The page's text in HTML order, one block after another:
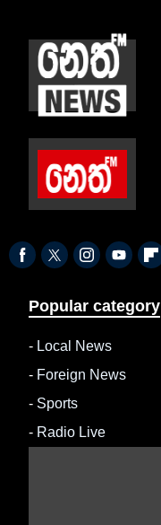
Popular category
- Local News
- Foreign News
- Sports
- Radio Live